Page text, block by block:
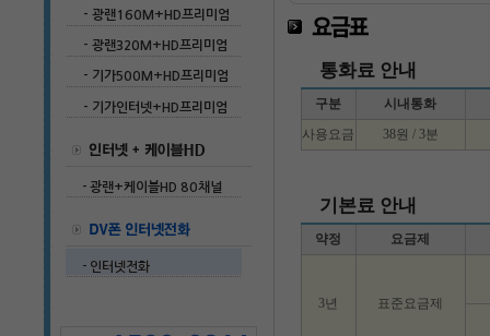
통화료 안내
구분
시내통화
사용요금
38원 / 3분
기본료 안내
약정 요금제
3년 표준요금제